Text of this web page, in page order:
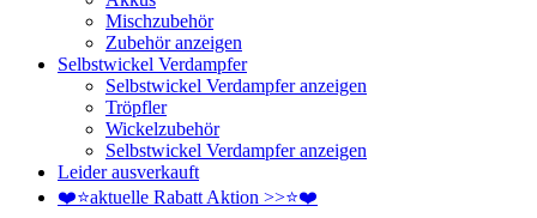
Mischzubehör
Zubehör anzeigen
Selbstwickel Verdampfer
Selbstwickel Verdampfer anzeigen
Tröpfler
Wickelzubehör
Selbstwickel Verdampfer anzeigen
Leider ausverkauft
❤️️⭐aktuelle Rabatt Aktion >>⭐❤️️